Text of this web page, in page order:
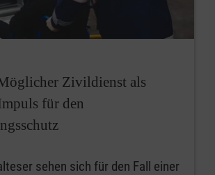
Zivildienst als
für den
sehen sich für den Fall einer